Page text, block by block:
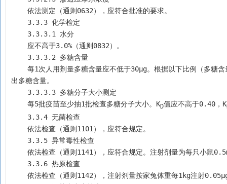
    依法测定（通则0632），应符合批准的要求。
    3.3.3 化学检定
    3.3.3.1 水分
    应不高于3.0%（通则0832）。
    3.3.3.2 多糖含量
出多糖含量。
    3.3.3.3 多糖分子大小测定
    每5批疫苗至少抽1批检查多糖分子大小。K
D值应不高于0.40，K
    3.3.4 无菌检查
    依法检查（通则1101），应符合规定。
    3.3.5 异常毒性检查
依法检查（通则1141），应符合规定。注射剂量为每只小
    3.3.6 热原检查
依法检查（通则1142），注射剂量按家兔体重每1kg注射